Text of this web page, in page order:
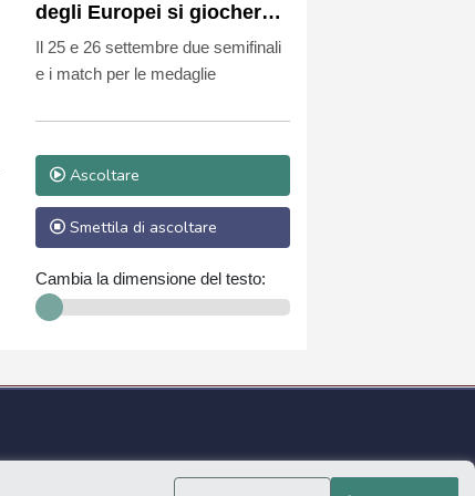
degli Europei si giocherà
al Forum di Assago
Il 25 e 26 settembre due semifinali
e i match per le medaglie
Ascoltare
Smettila di ascoltare
Cambia la dimensione del testo: